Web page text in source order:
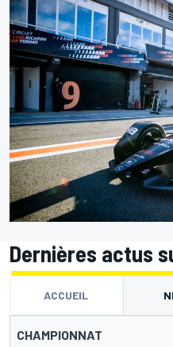
Dernières actus
ACCUEIL
CHAMPIONNAT